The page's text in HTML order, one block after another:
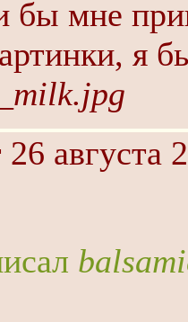
бы мне
я
августа